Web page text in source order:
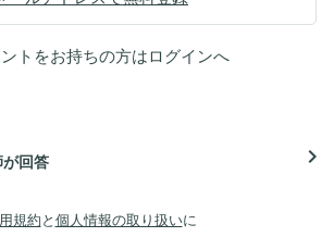
トをお持ちの方はログインへ
が回答 navigate_next
規約 と 個人情報の取り扱いに